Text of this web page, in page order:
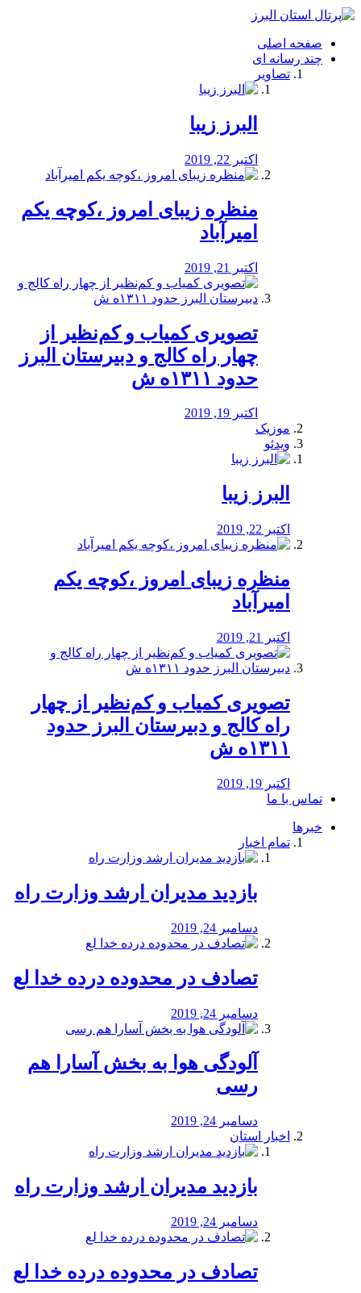
فصد
شرق
تهران
خشکشویی
صفحه اصلی
چند رسانه ای
تصاویر
البرز زیبا
اکتبر 22, 2019
منظره‌‌ زیبای امروز ،کوچه یکم
امیرآباد
اکتبر 21, 2019
️تصویری کمیاب و کم‌نظیر از
چهار راه كالج و دبيرستان البرز
حدود ۱۳۱۱ه ش
اکتبر 19, 2019
موزیک
ویدئو
البرز زیبا
اکتبر 22, 2019
منظره‌‌ زیبای امروز ،کوچه یکم
امیرآباد
اکتبر 21, 2019
️تصویری کمیاب و کم‌نظیر از چهار
راه كالج و دبيرستان البرز حدود
۱۳۱۱ه ش
اکتبر 19, 2019
تماس با ما
خبرها
تمام اخبار
بازدید مدیران ارشد وزارت راه
دسامبر 24, 2019
تصادف در محدوده درده خدا لع
دسامبر 24, 2019
آلودگی هوا به بخش آسارا هم
رسی
دسامبر 24, 2019
اخبار استان
بازدید مدیران ارشد وزارت راه
دسامبر 24, 2019
تصادف در محدوده درده خدا لع